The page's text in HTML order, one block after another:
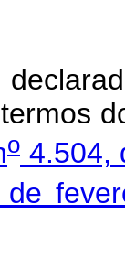
o 4.504,